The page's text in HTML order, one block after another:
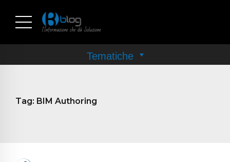
Tag: BIM Authoring